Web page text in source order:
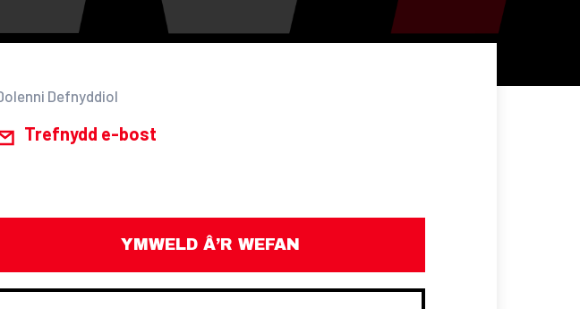
Defnyddiol
Trefnydd e-bost
YMWELD Â’R WEFAN